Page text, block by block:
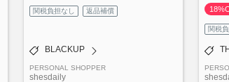
関税負担なし 返品補償
BLACKUP
PERSONAL SHOPPER
shesdaily
関税負